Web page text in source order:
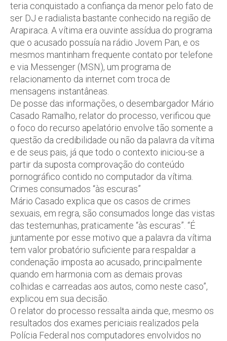
teria conquistado a confiança da menor pelo fato de
ser DJ e radialista bastante conhecido na região de
Arapiraca. A vítima era ouvinte assídua do programa
que o acusado possuía na rádio Jovem Pan, e os
mesmos mantinham frequente contato por telefone
e via Messenger (MSN), um programa de
relacionamento da internet com troca de
mensagens instantâneas.
De posse das informações, o desembargador Mário
Casado Ramalho, relator do processo, verificou que
o foco do recurso apelatório envolve tão somente a
questão da credibilidade ou não da palavra da vítima
e de seus pais, já que todo o contexto iniciou-se a
partir da suposta comprovação do conteúdo
pornográfico contido no computador da vítima.
Crimes consumados “às escuras”
Mário Casado explica que os casos de crimes
sexuais, em regra, são consumados longe das vistas
das testemunhas, praticamente “às escuras”. “É
juntamente por esse motivo que a palavra da vítima
tem valor probatório suficiente para respaldar a
condenação imposta ao acusado, principalmente
quando em harmonia com as demais provas
colhidas e carreadas aos autos, como neste caso”,
explicou em sua decisão.
O relator do processo ressalta ainda que, mesmo os
resultados dos exames periciais realizados pela
Polícia Federal nos computadores envolvidos no